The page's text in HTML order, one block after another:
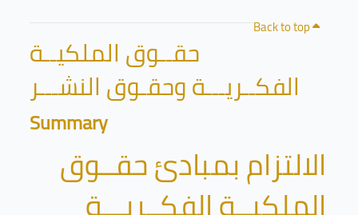
Back to top
حقــوق الملكيــة
الفكــريـــة وحقـوق النشـــر
Summary
الالتزام بمبادئ حقــوق